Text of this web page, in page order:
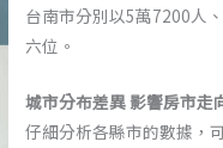
台南市分別以5萬7200人
六位。
城市分布差異 影響房市走
仔細分析各縣市的數據，